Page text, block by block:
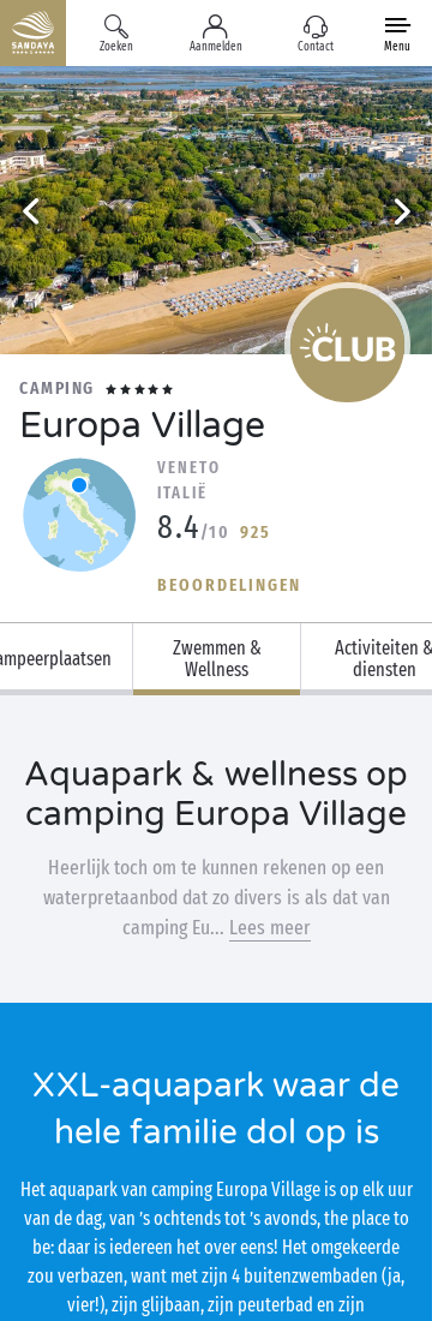
Zoeken Aanmelden Contact Menu
CAMPING
Europa Village
VENETO
ITALIË
8.4/10 925
BEOORDELINGEN
Zwemmen &
Wellness
Activiteiten &
diensten
Aquapark & wellness op
camping Europa Village
Heerlijk toch om te kunnen rekenen op een
waterpretaanbod dat zo divers is als dat van
camping Eu... Lees meer
XXL-aquapark waar de
hele familie dol op is
Het aquapark van camping Europa Village is op elk uur
van de dag, van ’s ochtends tot ’s avonds, the place to
be: daar is iedereen het over eens! Het omgekeerde
zou verbazen, want met zijn 4 buitenzwembaden (ja,
vier!), zijn glijbaan, zijn peuterbad en zijn